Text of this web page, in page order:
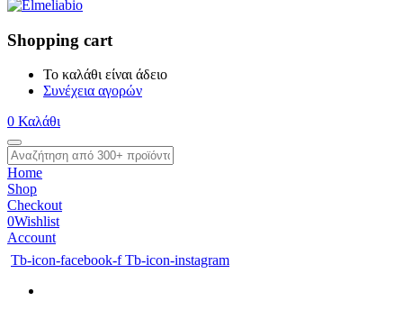
Shopping cart
Το καλάθι είναι άδειο
Συνέχεια αγορών
0 Καλάθι
Home
Shop
Checkout
0Wishlist
Account
Tb-icon-facebook-f Tb-icon-instagram